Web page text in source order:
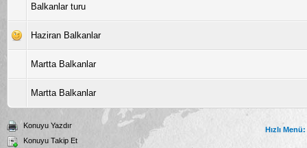
Balkanlar turu
Haziran Balkanlar
Martta Balkanlar
Martta Balkanlar
Konuyu Yazdır
Konuyu Takip Et
Hızlı Menü: